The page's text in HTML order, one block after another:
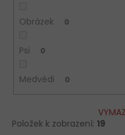
Obrázek 0
Psi 0
Medvědi 0
Položek k zobrazení: 19